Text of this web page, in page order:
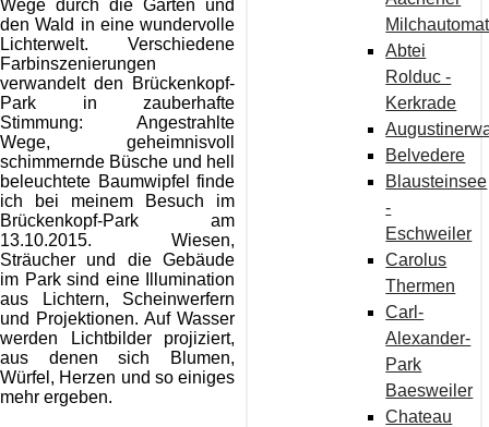
Milchautomat
Abtei
Rolduc -
Kerkrade
Belvedere
Blausteinsee
-
Eschweiler
Carolus
Thermen
Carl-
Alexander-
Park
Baesweiler
Chateau
Wege durch die Gärten und
den Wald in eine wundervolle
Lichterwelt. Verschiedene
Farbinszenierungen
verwandelt den Brückenkopf-
Park in zauberhafte
Stimmung: Angestrahlte
Wege, geheimnisvoll
schimmernde Büsche und hell
beleuchtete Baumwipfel finde
ich bei meinem Besuch im
Brückenkopf-Park am
13.10.2015. Wiesen,
Sträucher und die Gebäude
im Park sind eine Illumination
aus Lichtern, Scheinwerfern
und Projektionen. Auf Wasser
werden Lichtbilder projiziert,
aus denen sich Blumen,
Würfel, Herzen und so einiges
mehr ergeben.